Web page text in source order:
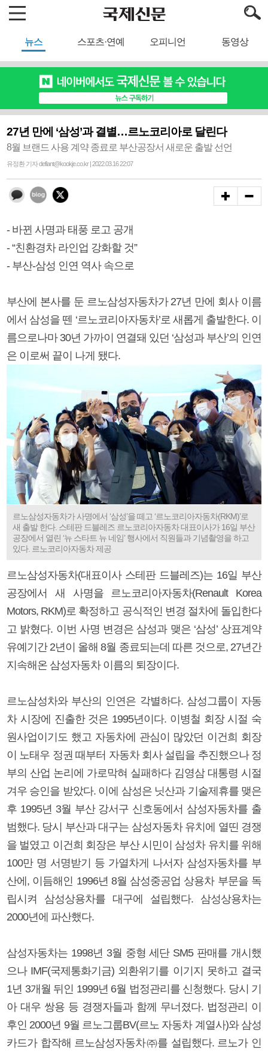
뉴스 스포츠·연예 오피니언 동영상
27년 만에 ‘삼성’과 결별…르노코리아로 달린다
8월 브랜드 사용 계약 종료로 부산공장서 새로운 출발 선언
유정환 기자 defiant@kookje.co.kr | 2022.03.16 22:07
- 바뀐 사명과 태풍 로고 공개
- “친환경차 라인업 강화할 것”
- 부산-삼성 인연 역사 속으로
부산에 본사를 둔 르노삼성자동차가 27년 만에 회사 이름
에서 삼성을 뗀 ‘르노코리아자동차’로 새롭게 출발한다. 이
름으로나마 30년 가까이 연결돼 있던 ‘삼성과 부산’의 인연
은 이로써 끝이 나게 됐다.
르노삼성자동차가 사명에서 ‘삼성’을 떼고 ‘르노코리아자동차(RKM)’로
새 출발 한다. 스테판 드블레즈 르노코리아자동차 대표이사가 16일 부산
공장에서 열린 ‘뉴 스타트 뉴 네임’ 행사에서 직원들과 기념촬영을 하고
있다. 르노코리아자동차 제공
르노삼성자동차(대표이사 스테판 드블레즈)는 16일 부산
공장에서 새 사명을 르노코리아자동차(Renault Korea
Motors, RKM)로 확정하고 공식적인 변경 절차에 돌입한다
고 밝혔다. 이번 사명 변경은 삼성과 맺은 ‘삼성’ 상표계약
유예기간 2년이 올해 8월 종료되는데 따른 것으로, 27년간
지속해온 삼성자동차 이름의 퇴장이다.
르노삼성차와 부산의 인연은 각별하다. 삼성그룹이 자동
차 시장에 진출한 것은 1995년이다. 이병철 회장 시절 숙
원사업이기도 했고 자동차에 관심이 많았던 이건희 회장
이 노태우 정권 때부터 자동차 회사 설립을 추진했으나 정
부의 산업 논리에 가로막혀 실패하다 김영삼 대통령 시절
겨우 승인을 받았다. 이에 삼성은 닛산과 기술제휴를 맺은
후 1995년 3월 부산 강서구 신호동에서 삼성자동차를 출
범했다. 당시 부산과 대구는 삼성자동차 유치에 열띤 경쟁
을 벌였고 이건희 회장은 부산 시민이 삼성차 유치를 위해
100만 명 서명받기 등 가열차게 나서자 삼성자동차를 부
산에, 이듬해인 1996년 8월 삼성중공업 상용차 부문을 독
립시켜 삼성상용차를 대구에 설립했다. 삼성상용차는
2000년에 파산했다.
삼성자동차는 1998년 3월 중형 세단 SM5 판매를 개시했
으나 IMF(국제통화기금) 외환위기를 이기지 못하고 결국
1년 3개월 뒤인 1999년 6월 법정관리를 신청했다. 당시 기
아 대우 쌍용 등 경쟁자들과 함께 무너졌다. 법정관리 이
후인 2000년 9월 르노그룹BV(르노 자동차 계열사)와 삼성
카드가 합작해 르노삼성자동차㈜를 설립했다. 르노가 인